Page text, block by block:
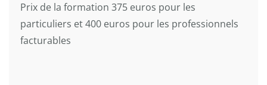
Prix de la formation 375 euros pour les
particuliers et 400 euros pour les professionnels
facturables